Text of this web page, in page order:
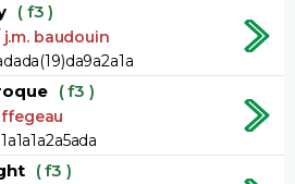
( f3 )
baudouin
( f3 )
( f3 )